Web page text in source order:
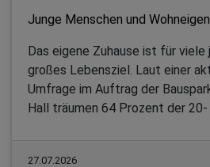
Junge Menschen und
Das eigene Zuhause ist für viele
großes Lebensziel. Laut einer
Umfrage im Auftrag der
Hall träumen 64 Prozent der 20-
27.07.2026